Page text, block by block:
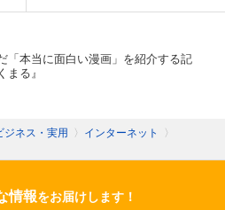
「本当に面白い漫画」を紹介する記
る』
ジネス・実用 〉 インターネット
〉
情報をお届けします！